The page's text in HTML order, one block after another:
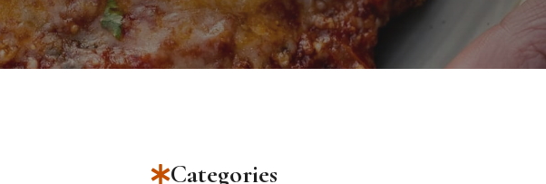
Categories